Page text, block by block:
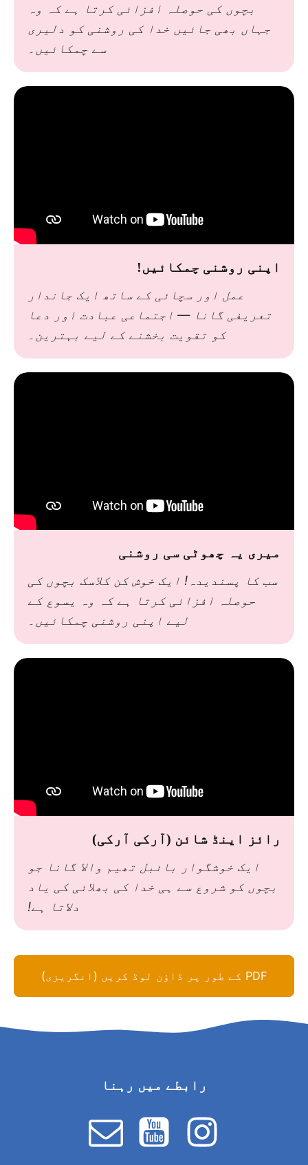
بچوں کی حوصلہ افزائی کرتا ہے کہ وہ
جہاں بھی جائیں خدا کی روشنی کو دلیری
سے چمکائیں۔
اپنی روشنی چمکائیں!
عمل اور سچائی کے ساتھ ایک جاندار
تعریفی گانا — اجتماعی عبادت اور دعا
کو تقویت بخشنے کے لیے بہترین۔
میری یہ چھوٹی سی روشنی
سب کا پسندیدہ! ایک خوش کن کلاسک بچوں کی
حوصلہ افزائی کرتا ہے کہ وہ یسوع کے
لیے اپنی روشنی چمکائیں۔
رائز اینڈ شائن (آرکی آرکی)
ایک خوشگوار بائبل تھیم والا گانا جو
بچوں کو شروع سے ہی خدا کی بھلائی کی یاد
دلاتا ہے!
PDF کے طور پر ڈاؤن لوڈ کریں (انگریزی)
رابطے میں رہنا